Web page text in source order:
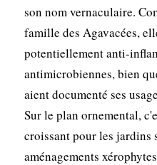
son nom vernaculaire.
famille des Agavacées,
potentiellement anti-
antimicrobiennes, bien
aient documenté ses
Sur le plan ornemental,
croissant pour les jardins
aménagements